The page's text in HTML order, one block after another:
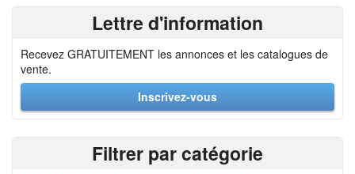
Lettre d'information
Recevez GRATUITEMENT les annonces et les catalogues de
vente.
Inscrivez-vous
Filtrer par catégorie